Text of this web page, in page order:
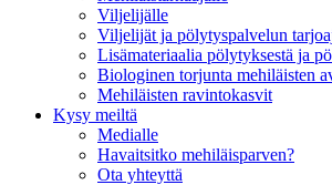
Viljelijälle
Viljelijät ja pölytyspalvelun
Lisämateriaalia pölytyksestä ja
Biologinen torjunta mehiläisten
Mehiläisten ravintokasvit
Kysy meiltä
Medialle
Havaitsitko mehiläisparven?
Ota yhteyttä